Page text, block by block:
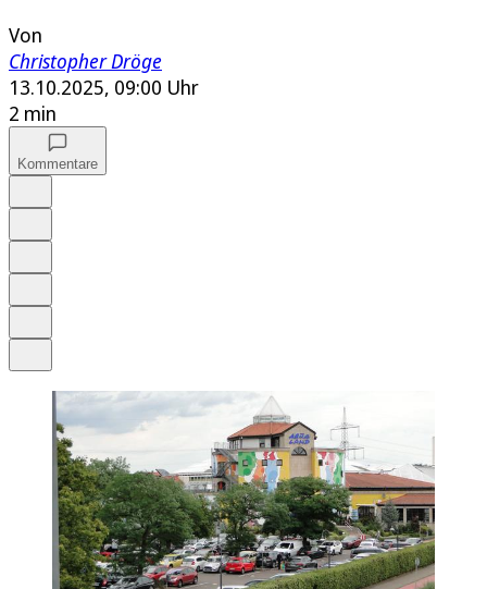
Von
Christopher Dröge
13.10.2025, 09:00 Uhr
2 min
Kommentare